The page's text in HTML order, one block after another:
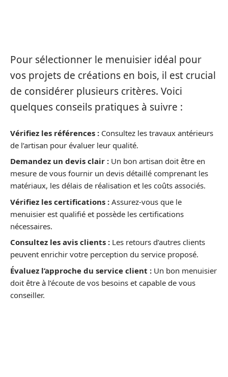
Pour sélectionner le menuisier idéal pour
vos projets de créations en bois, il est crucial
de considérer plusieurs critères. Voici
quelques conseils pratiques à suivre :
Vérifiez les références : Consultez les travaux antérieurs
de l’artisan pour évaluer leur qualité.
Demandez un devis clair : Un bon artisan doit être en
mesure de vous fournir un devis détaillé comprenant les
matériaux, les délais de réalisation et les coûts associés.
Vérifiez les certifications : Assurez-vous que le
menuisier est qualifié et possède les certifications
nécessaires.
Consultez les avis clients : Les retours d’autres clients
peuvent enrichir votre perception du service proposé.
Évaluez l’approche du service client : Un bon menuisier
doit être à l’écoute de vos besoins et capable de vous
conseiller.